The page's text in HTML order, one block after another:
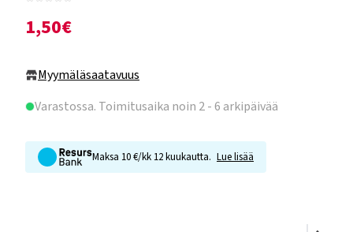
1,50€
Myymäläsaatavuus
Varastossa. Toimitusaika noin 2 - 6 arkipäivää
Maksa 10 €/kk 12 kuukautta. Lue lisää